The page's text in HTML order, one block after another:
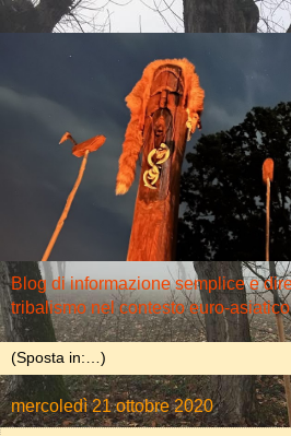
Blog di informazione semplice e
tribalismo nel contesto euro-asiatico
mercoledì 21 ottobre 2020